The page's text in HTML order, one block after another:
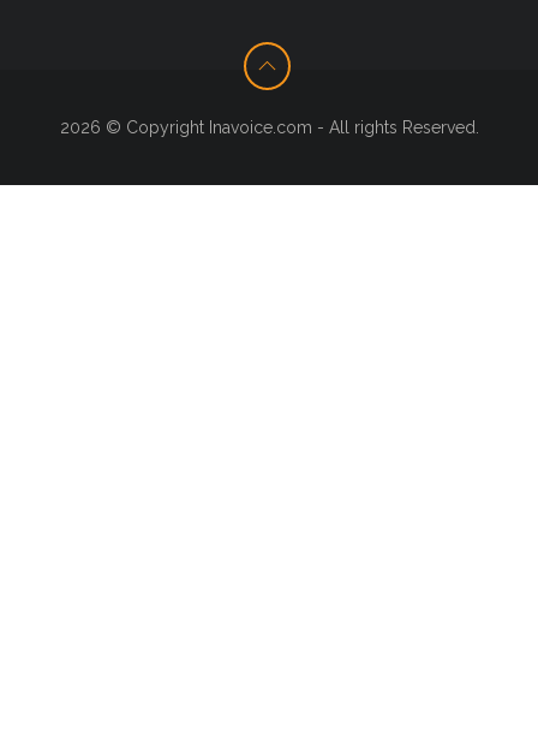
2026 © Copyright Inavoice.com - All rights Reserved.